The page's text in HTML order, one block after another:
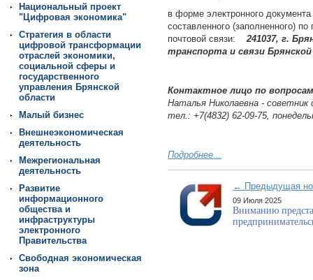
Национальный проект
"Цифровая экономика"
Стратегия в области
цифровой трансформации
отраслей экономики,
социальной сферы и
государственного
управления Брянской
области
Малый бизнес
Внешнеэкономическая
деятельность
Межрегиональная
деятельность
Развитие
информационного
общества и
инфраструктуры
электронного
Правительства
Свободная экономическая
зона
в форме электронного
составленного (заполненного)
почтовой связи:241037, г.
транспорта и связи
Контактное лицо по
Наталья Николаевна -
тел.: +7(4832) 62-09-75,
Подробнее...
← Предыдущая
09 Июля 2025
Вниманию